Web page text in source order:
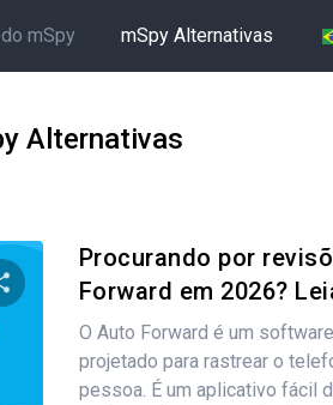
mSpy mSpy Alternativas
Alternativas
este artigo
Procurando por
Forward em 2026?
O Auto Forward é um
projetado para rastrear o
pessoa. É um aplicativo fácil